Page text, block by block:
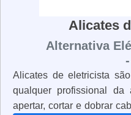
Alicates
Alternativa
Alicates de eletricista
qualquer profissional
apertar, cortar e dobrar